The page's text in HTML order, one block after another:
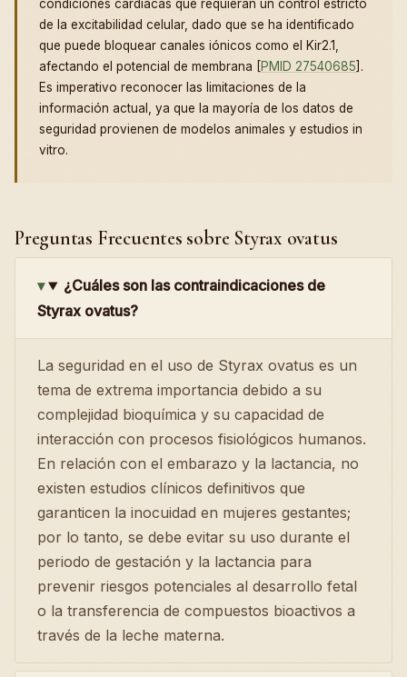
condiciones cardíacas que requieran un control estricto
de la excitabilidad celular, dado que se ha identificado
que puede bloquear canales iónicos como el Kir2.1,
afectando el potencial de membrana [PMID 27540685].
Es imperativo reconocer las limitaciones de la
información actual, ya que la mayoría de los datos de
seguridad provienen de modelos animales y estudios in
vitro.
Preguntas Frecuentes sobre Styrax ovatus
¿Cuáles son las contraindicaciones de
Styrax ovatus?
La seguridad en el uso de Styrax ovatus es un
tema de extrema importancia debido a su
complejidad bioquímica y su capacidad de
interacción con procesos fisiológicos humanos.
En relación con el embarazo y la lactancia, no
existen estudios clínicos definitivos que
garanticen la inocuidad en mujeres gestantes;
por lo tanto, se debe evitar su uso durante el
periodo de gestación y la lactancia para
prevenir riesgos potenciales al desarrollo fetal
o la transferencia de compuestos bioactivos a
través de la leche materna.